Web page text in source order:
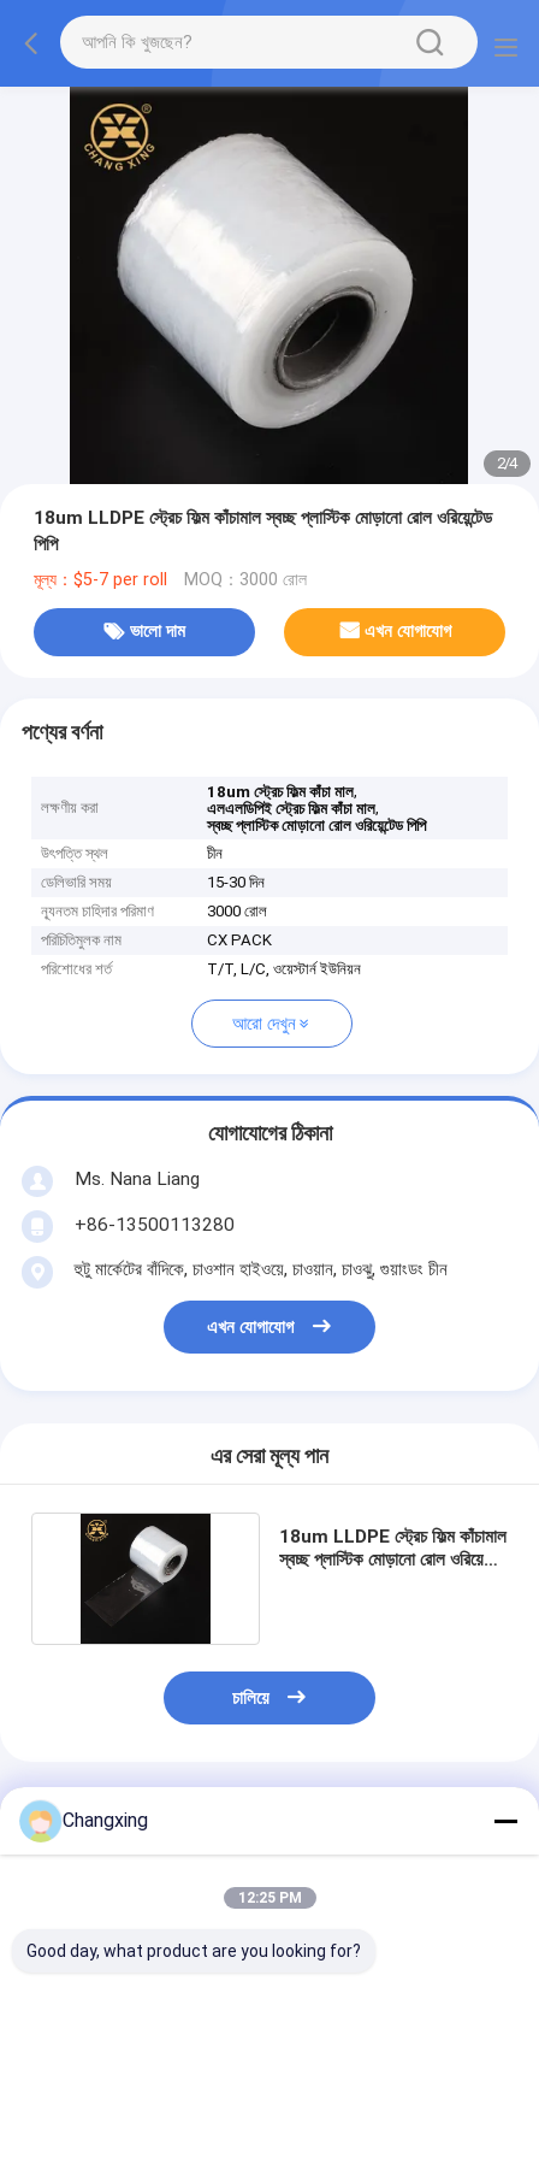
2/4
18um LLDPE স্ট্রেচ ফিল্ম কাঁচামাল স্বচ্ছ প্লাস্টিক মোড়ানো রোল ওরিয়েন্টেড
পিপি
মূল্য：$5-7 per roll MOQ：3000 রোল
ভালো দাম এখন যোগাযোগ
পণ্যের বর্ণনা
লক্ষণীয় করা
18um স্ট্রেচ ফিল্ম কাঁচা মাল,
এলএলডিপিই স্ট্রেচ ফিল্ম কাঁচা মাল,
স্বচ্ছ প্লাস্টিক মোড়ানো রোল ওরিয়েন্টেড পিপি
উৎপত্তি স্থল
চীন
ডেলিভারি সময়
15-30 দিন
ন্যূনতম চাহিদার পরিমাণ
3000 রোল
পরিচিতিমুলক নাম
CX PACK
পরিশোধের শর্ত
T/T, L/C, ওয়েস্টার্ন ইউনিয়ন
আরো দেখুন
যোগাযোগের ঠিকানা
Ms. Nana Liang
+86-13500113280
হুটু মার্কেটের বাঁদিকে, চাওশান হাইওয়ে, চাওয়ান, চাওঝু, গুয়াংডং চীন
এখন যোগাযোগ
এর সেরা মূল্য পান
18um LLDPE স্ট্রেচ ফিল্ম কাঁচামাল
স্বচ্ছ প্লাস্টিক মোড়ানো রোল ওরিয়েন্টেড
চালিয়ে
প্রস্তাবিত পণ্য
Changxing
12:25 PM
Good day, what product are you looking for?